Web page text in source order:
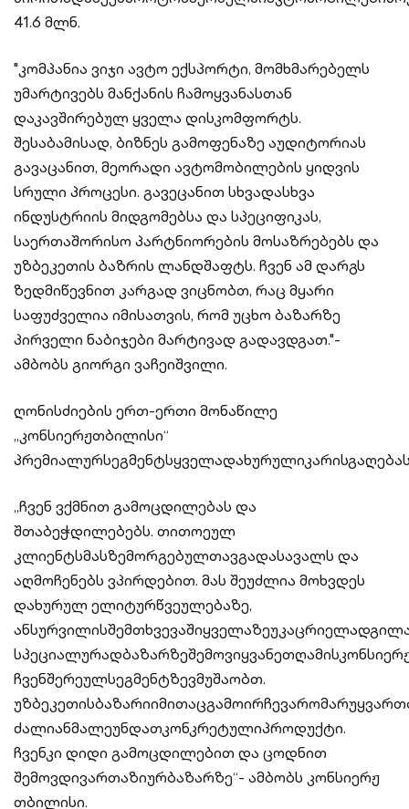
41.6 მლნ.
"კომპანია ვიჯი ავტო ექსპორტი, მომხმარებელს
უმარტივებს მანქანის ჩამოყვანასთან
დაკავშირებულ ყველა დისკომფორტს.
შესაბამისად, ბიზნეს გამოფენაზე აუდიტორიას
გავაცანით, მეორადი ავტომობილების ყიდვის
სრული პროცესი. გავეცანით სხვადასხვა
ინდუსტრიის მიდგომებსა და სპეციფიკას,
საერთაშორისო პარტნიორების მოსაზრებებს და
უზბეკეთის ბაზრის ლანდშაფტს. ჩვენ ამ დარგს
ზედმიწევნით კარგად ვიცნობთ, რაც მყარი
საფუძველია იმისათვის, რომ უცხო ბაზარზე
პირველი ნაბიჯები მარტივად გადავდგათ."-
ამბობს გიორგი ვაჩეიშვილი.
ღონისძიების ერთ-ერთი მონაწილე
„კონსიერჟთბილისი“
„ჩვენ ვქმნით გამოცდილებას და
შთაბეჭდილებებს. თითოეულ
კლიენტსმასზემორგებულთავგადასავალს და
აღმოჩენებს ვპირდებით. მას შეუძლია მოხვდეს
დახურულ ელიტურწვეულებაზე,
ჩვენშერეულსეგმენტზევმუშაობთ.
ძალიანმალეუნდათკონკრეტულიპროდუქტი.
ჩვენკი დიდი გამოცდილებით და ცოდნით
შემოვდივართაზიურბაზარზე“- ამბობს კონსიერჟ
თბილისი.